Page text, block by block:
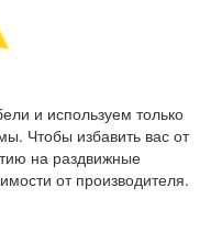
и используем только
Чтобы избавить вас от
на раздвижные
от производителя.